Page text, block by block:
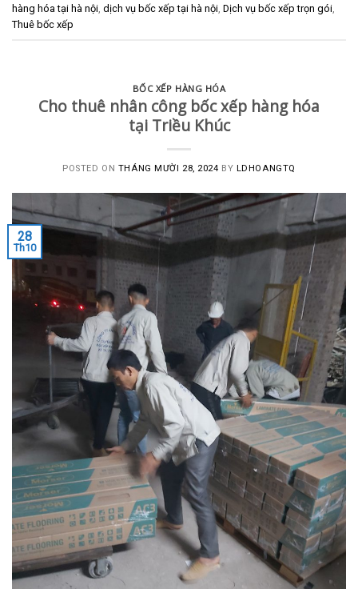
hàng hóa tại hà nội, dịch vụ bốc xếp tại hà nội, Dịch vụ bốc xếp trọn gói,
Thuê bốc xếp
BỐC XẾP HÀNG HÓA
Cho thuê nhân công bốc xếp hàng hóa
tại Triều Khúc
POSTED ON THÁNG MƯỜI 28, 2024 BY LDHOANGTQ
28
Th10